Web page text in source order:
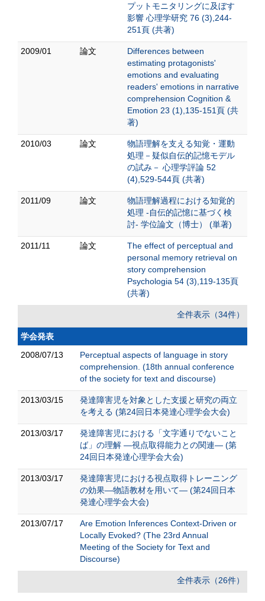
プットモニタリングに及ぼす
影響 心理学研究 76 (3),244-
251頁 (共著)
2009/01 論文
Differences between
estimating protagonists'
emotions and evaluating
readers' emotions in narrative
comprehension Cognition &
Emotion 23 (1),135-151頁 (共
著)
2010/03 論文
物語理解を支える知覚・運動
処理－疑似自伝的記憶モデル
の試み－ 心理学評論 52
(4),529-544頁 (共著)
2011/09 論文
物語理解過程における知覚的
処理 -自伝的記憶に基づく検
討- 学位論文（博士） (単著)
2011/11 論文
The effect of perceptual and
personal memory retrieval on
story comprehension
Psychologia 54 (3),119-135頁
(共著)
全件表示（34件）
学会発表
2008/07/13
Perceptual aspects of language in story
comprehension. (18th annual conference
of the society for text and discourse)
2013/03/15
発達障害児を対象とした支援と研究の両立
を考える (第24回日本発達心理学会大会)
2013/03/17
発達障害児における「文字通りでないこと
ば」の理解 ―視点取得能力との関連― (第
24回日本発達心理学会大会)
2013/03/17
発達障害児における視点取得トレーニング
の効果―物語教材を用いて― (第24回日本
発達心理学会大会)
2013/07/17
Are Emotion Inferences Context-Driven or
Locally Evoked? (The 23rd Annual
Meeting of the Society for Text and
Discourse)
全件表示（26件）